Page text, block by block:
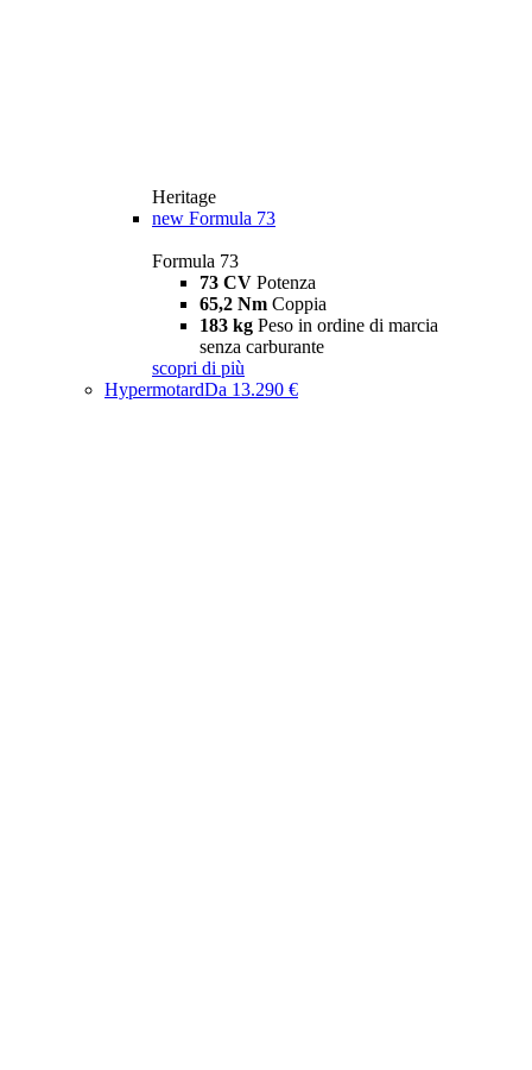
Heritage
new Formula 73
Formula 73
73 CV Potenza
65,2 Nm Coppia
183 kg Peso in ordine di marcia
senza carburante
scopri di più
HypermotardDa 13.290 €